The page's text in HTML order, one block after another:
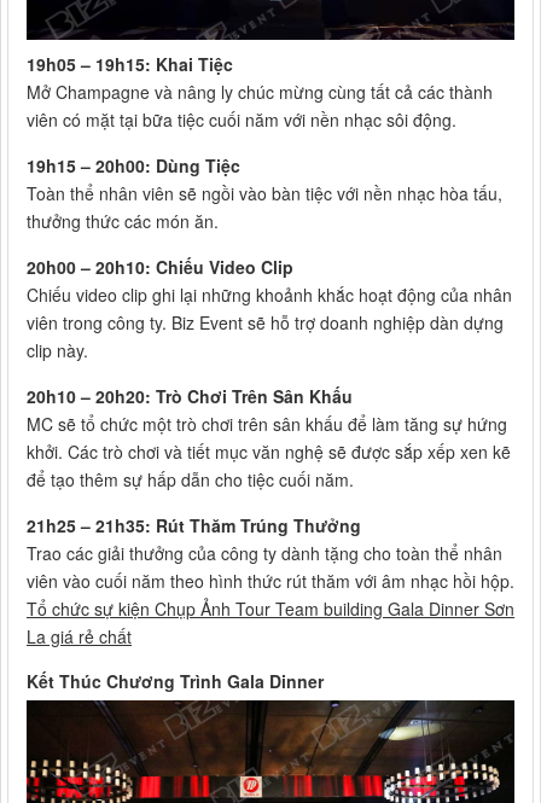
19h05 – 19h15: Khai Tiệc
Mở Champagne và nâng ly chúc mừng cùng tất cả các thành
viên có mặt tại bữa tiệc cuối năm với nền nhạc sôi động.
19h15 – 20h00: Dùng Tiệc
Toàn thể nhân viên sẽ ngồi vào bàn tiệc với nền nhạc hòa tấu,
thưởng thức các món ăn.
20h00 – 20h10: Chiếu Video Clip
Chiếu video clip ghi lại những khoảnh khắc hoạt động của nhân
viên trong công ty. Biz Event sẽ hỗ trợ doanh nghiệp dàn dựng
clip này.
20h10 – 20h20: Trò Chơi Trên Sân Khấu
MC sẽ tổ chức một trò chơi trên sân khấu để làm tăng sự hứng
khởi. Các trò chơi và tiết mục văn nghệ sẽ được sắp xếp xen kẽ
để tạo thêm sự hấp dẫn cho tiệc cuối năm.
21h25 – 21h35: Rút Thăm Trúng Thưởng
Trao các giải thưởng của công ty dành tặng cho toàn thể nhân
viên vào cuối năm theo hình thức rút thăm với âm nhạc hồi hộp.
Tổ chức sự kiện Chụp Ảnh Tour Team building Gala Dinner Sơn
La giá rẻ chất
Kết Thúc Chương Trình Gala Dinner